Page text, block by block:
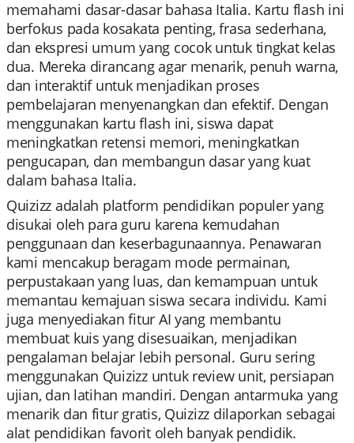
memahami dasar-dasar bahasa Italia. Kartu flash ini
berfokus pada kosakata penting, frasa sederhana,
dan ekspresi umum yang cocok untuk tingkat kelas
dua. Mereka dirancang agar menarik, penuh warna,
dan interaktif untuk menjadikan proses
pembelajaran menyenangkan dan efektif. Dengan
menggunakan kartu flash ini, siswa dapat
meningkatkan retensi memori, meningkatkan
pengucapan, dan membangun dasar yang kuat
dalam bahasa Italia.
Quizizz adalah platform pendidikan populer yang
disukai oleh para guru karena kemudahan
penggunaan dan keserbagunaannya. Penawaran
kami mencakup beragam mode permainan,
perpustakaan yang luas, dan kemampuan untuk
memantau kemajuan siswa secara individu. Kami
juga menyediakan fitur AI yang membantu
membuat kuis yang disesuaikan, menjadikan
pengalaman belajar lebih personal. Guru sering
menggunakan Quizizz untuk review unit, persiapan
ujian, dan latihan mandiri. Dengan antarmuka yang
menarik dan fitur gratis, Quizizz dilaporkan sebagai
alat pendidikan favorit oleh banyak pendidik.